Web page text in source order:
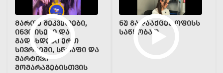
ᲛᲐᲠᲗᲔ ᲨᲔᲙᲕᲔᲗᲔᲑᲘ,
ᲘᲜᲕᲝᲘᲡᲔᲑᲘ ᲓᲐ
ᲒᲐᲓᲐᲮᲓᲔᲑᲘ ᲔᲠᲗ
ᲡᲘᲕᲠᲪᲔᲨᲘ, ᲡᲬᲠᲐᲤᲘ ᲓᲐ
ᲛᲐᲠᲢᲘᲕᲘ
ᲛᲝᲛᲐᲠᲐᲒᲔᲑᲘᲡᲗᲕᲘᲡ
ᲜᲣ ᲒᲐᲓᲐᲐᲥᲪᲔᲕ ᲝᲤᲘᲡᲡ
ᲡᲐᲬᲧᲝᲑᲐᲓ